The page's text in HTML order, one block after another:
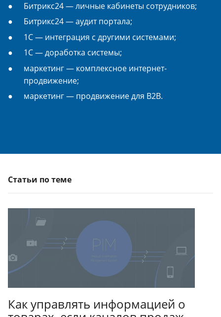
Битрикс24 — личные кабинеты сотрудников;
Битрикс24 — аудит портала;
1С — интеграция с другими системами;
1С — доработка системы;
маркетинг — комплексное интернет-
продвижение;
маркетинг — продвижение для B2B.
Статьи по теме
Как управлять информацией о